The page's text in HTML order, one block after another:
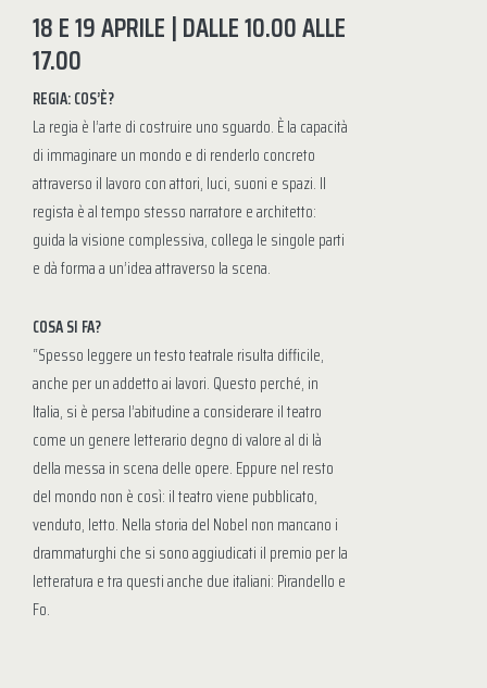
18 E 19 APRILE | DALLE 10.00 ALLE
17.00
REGIA: COS’È?
La regia è l’arte di costruire uno sguardo. È la capacità
di immaginare un mondo e di renderlo concreto
attraverso il lavoro con attori, luci, suoni e spazi. Il
regista è al tempo stesso narratore e architetto:
guida la visione complessiva, collega le singole parti
e dà forma a un’idea attraverso la scena.
COSA SI FA?
“Spesso leggere un testo teatrale risulta difficile,
anche per un addetto ai lavori. Questo perché, in
Italia, si è persa l’abitudine a considerare il teatro
come un genere letterario degno di valore al di là
della messa in scena delle opere. Eppure nel resto
del mondo non è così: il teatro viene pubblicato,
venduto, letto. Nella storia del Nobel non mancano i
drammaturghi che si sono aggiudicati il premio per la
letteratura e tra questi anche due italiani: Pirandello e
Fo.